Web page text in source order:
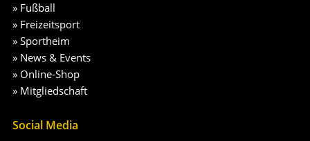
» Fußball
» Freizeitsport
» Sportheim
» News & Events
» Online-Shop
» Mitgliedschaft
Social Media